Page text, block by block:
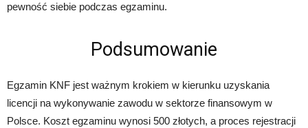
pewność siebie podczas egzaminu.
Podsumowanie
Egzamin KNF jest ważnym krokiem w kierunku uzyskania
licencji na wykonywanie zawodu w sektorze finansowym w
Polsce. Koszt egzaminu wynosi 500 złotych, a proces rejestracji